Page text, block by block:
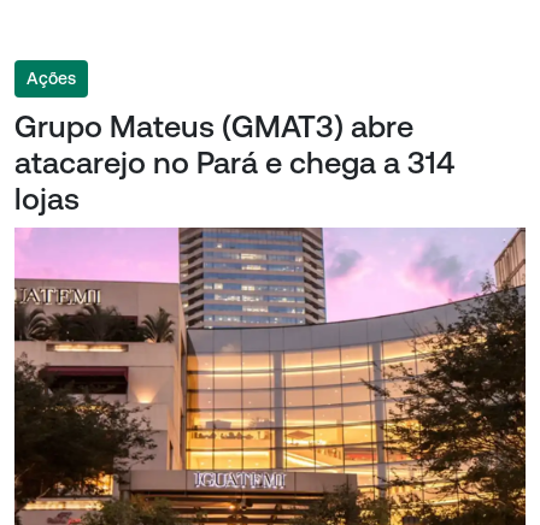
Ações
Grupo Mateus (GMAT3) abre
atacarejo no Pará e chega a 314
lojas